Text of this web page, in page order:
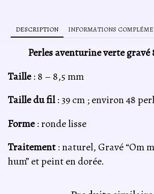
8mm,
fil
DESCRIPTION INFORMATIONS
Perles aventurine verte
Taille: 8 – 8,5 mm
Taille du fil: 39 cm ; environ 48
Forme: ronde lisse
Traitement: naturel, Gravé “Om
hum” et peint en dorée.